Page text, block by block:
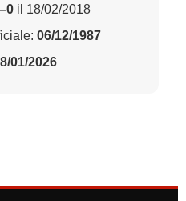
il 18/02/2018
06/12/1987
01/2026